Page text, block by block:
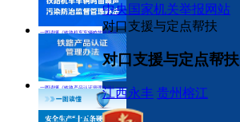
一图读懂《铁路机车车辆鸣笛噪声污染防治监督管理办法》
一图读懂《铁路产品认证管理办法》
中央国家机关举报网站
对口支援与定点帮扶
对口支援与定点帮扶
江西永丰 贵州榕江